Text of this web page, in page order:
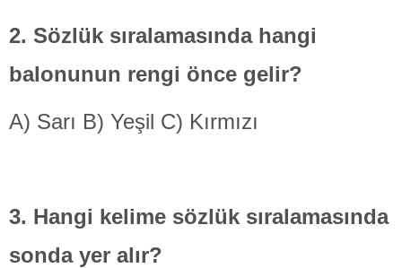
2. Sözlük sıralamasında hangi
balonunun rengi önce gelir?
A) Sarı B) Yeşil C) Kırmızı
3. Hangi kelime sözlük sıralamasında
sonda yer alır?